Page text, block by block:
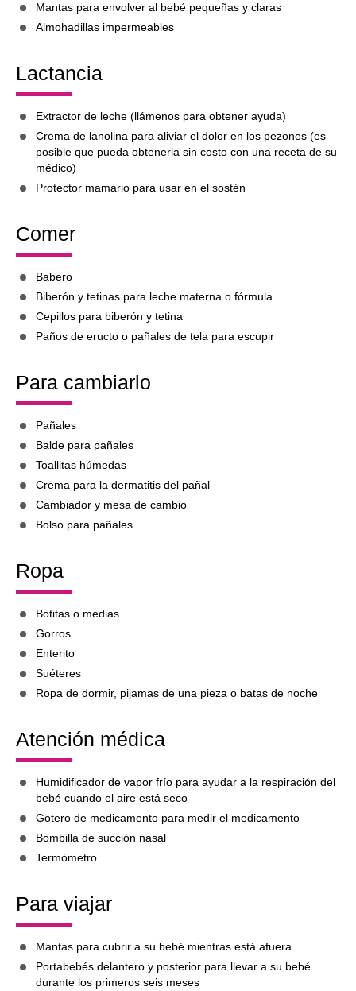
Mantas para envolver al bebé pequeñas y claras
Almohadillas impermeables
Lactancia
Extractor de leche (llámenos para obtener ayuda)
Crema de lanolina para aliviar el dolor en los pezones (es
posible que pueda obtenerla sin costo con una receta de su
médico)
Protector mamario para usar en el sostén
Comer
Babero
Biberón y tetinas para leche materna o fórmula
Cepillos para biberón y tetina
Paños de eructo o pañales de tela para escupir
Para cambiarlo
Pañales
Balde para pañales
Toallitas húmedas
Crema para la dermatitis del pañal
Cambiador y mesa de cambio
Bolso para pañales
Ropa
Botitas o medias
Gorros
Enterito
Suéteres
Ropa de dormir, pijamas de una pieza o batas de noche
Atención médica
Humidificador de vapor frío para ayudar a la respiración del
bebé cuando el aire está seco
Gotero de medicamento para medir el medicamento
Bombilla de succión nasal
Termómetro
Para viajar
Mantas para cubrir a su bebé mientras está afuera
Portabebés delantero y posterior para llevar a su bebé
durante los primeros seis meses